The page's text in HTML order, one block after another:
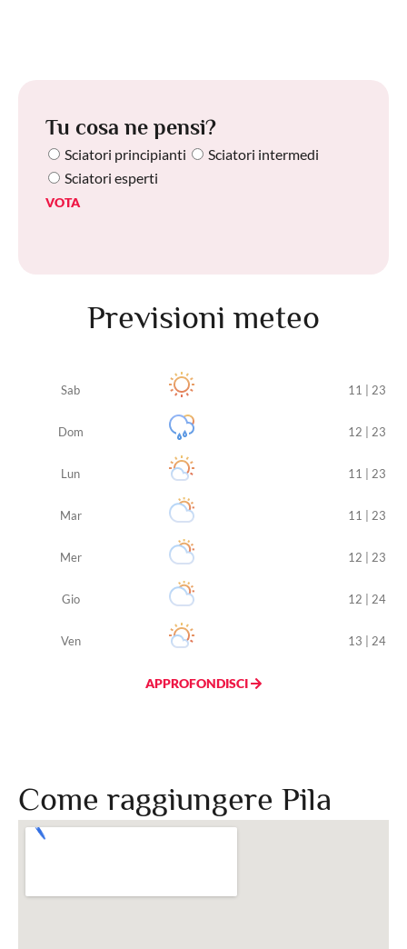
Tu cosa ne pensi?
Sciatori principianti
Sciatori intermedi
Sciatori esperti
VOTA
Previsioni meteo
Sab 11 | 23
Dom 12 | 23
Lun 11 | 23
Mar 11 | 23
Mer 12 | 23
Gio 12 | 24
Ven 13 | 24
APPROFONDISCI
Come raggiungere Pila